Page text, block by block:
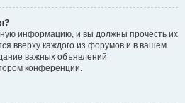
информацию, и вы должны прочесть их
вверху каждого из форумов и в вашем
важных объявлений
конференции.